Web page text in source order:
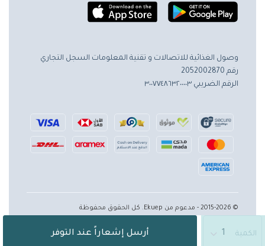
الكمية أرسل إشعاراً عند التوفر
وصول الغذائية للاتصالات و تقنية المعلومات السجل التجاري
رقم 2052002870
الرقم الضريبي ٣٠٠٧٧٤٨٦٣٢٠٠٠٠٣
© 2015-2026 - مدعوم من Ekuep. كل الحقوق محفوظة